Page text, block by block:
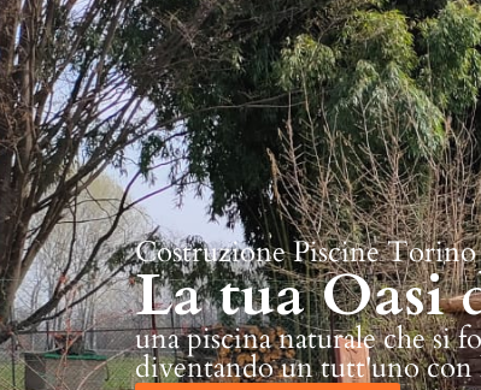
Costruzione Piscine Torino
La tua Oasi
una piscina naturale che si
diventando un tutt'uno con